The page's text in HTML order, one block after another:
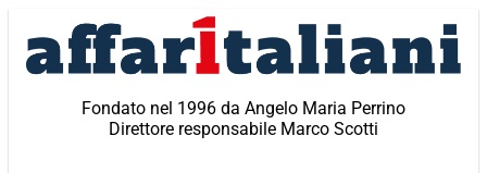
contenuto
Fondato nel 1996 da Angelo Maria Perrino
Direttore responsabile Marco Scotti